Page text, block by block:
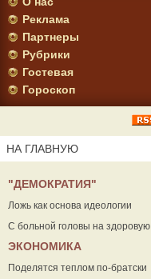
Реклама
Партнеры
Рубрики
Гостевая
Гороскоп
НА ГЛАВНУЮ
"ДЕМОКРАТИЯ"
Ложь как основа идеологии
С больной головы на здоровую
ЭКОНОМИКА
Поделятся теплом по-братски